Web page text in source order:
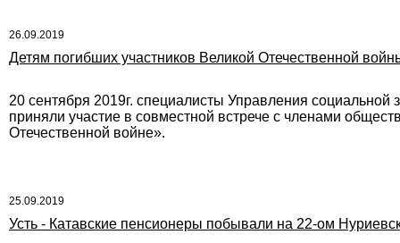
26.09.2019
Детям погибших участников Великой Отечественной
20 сентября 2019г. специалисты Управления социальной
приняли участие в совместной встрече с членами
Отечественной войне».
25.09.2019
Усть - Катавские пенсионеры побывали на 22-ом